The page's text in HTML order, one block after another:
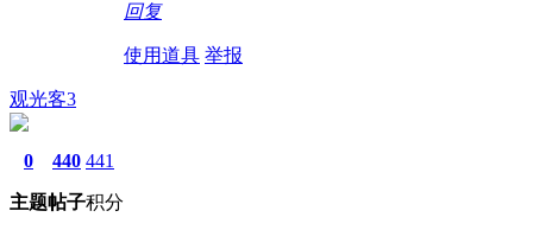
回复
使用道具 举报
观光客3
0
主题
440
帖子
441
积分